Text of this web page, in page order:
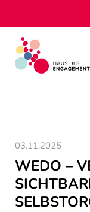
03.11.2025
WEDO –